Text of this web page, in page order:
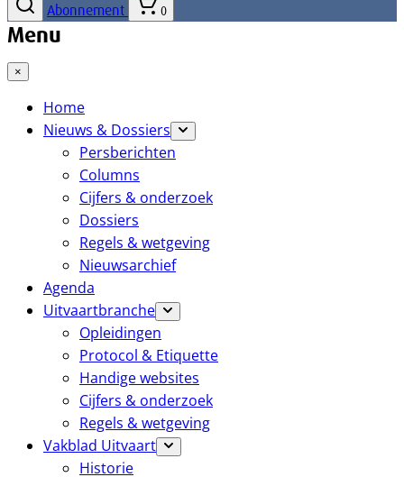
Abonnement 0
Menu
×
Home
Nieuws & Dossiers
Persberichten
Columns
Cijfers & onderzoek
Dossiers
Regels & wetgeving
Nieuwsarchief
Agenda
Uitvaartbranche
Opleidingen
Protocol & Etiquette
Handige websites
Cijfers & onderzoek
Regels & wetgeving
Vakblad Uitvaart
Historie